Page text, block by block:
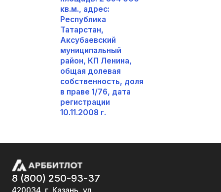
кв.м., адрес:
Республика
Татарстан,
Аксубаевский
муниципальный
район, КП Ленина,
общая долевая
собственность, доля
в праве 1/76, дата
регистрации
10.11.2008 г.
8 (800) 250-93-37